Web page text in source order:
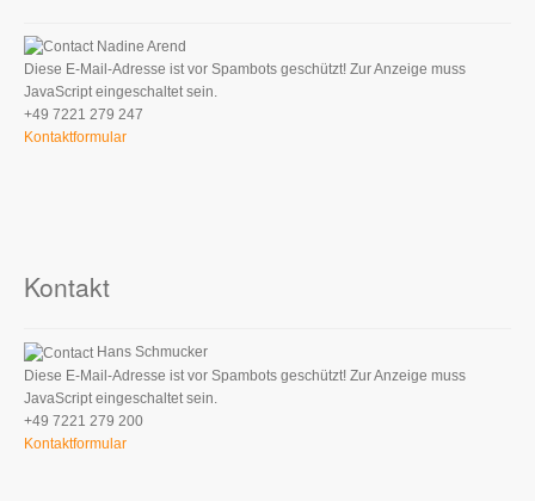
Nadine Arend
Diese E-Mail-Adresse ist vor Spambots geschützt! Zur Anzeige muss
JavaScript eingeschaltet sein.
+49 7221 279 247
Kontaktformular
Kontakt
Hans Schmucker
Diese E-Mail-Adresse ist vor Spambots geschützt! Zur Anzeige muss
JavaScript eingeschaltet sein.
+49 7221 279 200
Kontaktformular